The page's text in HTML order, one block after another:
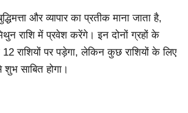
और व्यापार का प्रतीक माना जाता है,
राशि में प्रवेश करेंगे। इन दोनों ग्रहों के
12 राशियों पर पड़ेगा, लेकिन कुछ राशियों के लिए
साबित होगा।